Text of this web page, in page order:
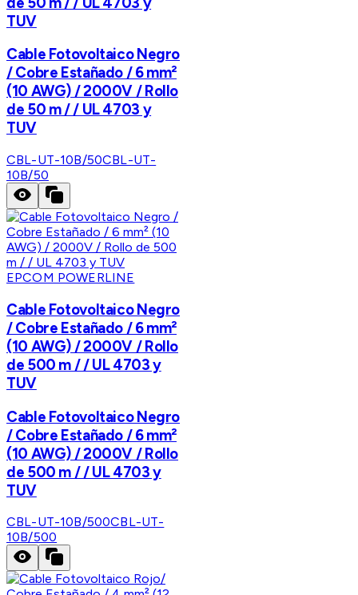
TUV
Cable Fotovoltaico Negro
/ Cobre Estañado / 6 mm²
(10 AWG) / 2000V / Rollo
de 50 m / / UL 4703 y
TUV
CBL-UT-10B/50CBL-UT-
10B/50
EPCOM POWERLINE
Cable Fotovoltaico Negro
/ Cobre Estañado / 6 mm²
(10 AWG) / 2000V / Rollo
de 500 m / / UL 4703 y
TUV
Cable Fotovoltaico Negro
/ Cobre Estañado / 6 mm²
(10 AWG) / 2000V / Rollo
de 500 m / / UL 4703 y
TUV
CBL-UT-10B/500CBL-UT-
10B/500